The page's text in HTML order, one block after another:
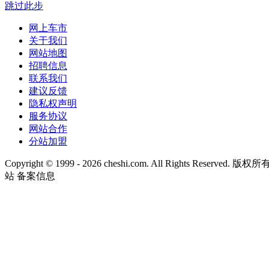
跳过此步
网上车市
关于我们
网站地图
招聘信息
联系我们
建议反馈
隐私权声明
服务协议
网站合作
分站加盟
Copyright © 1999 - 2026 cheshi.com. All Rights Reserved. 版权
站 备案信息